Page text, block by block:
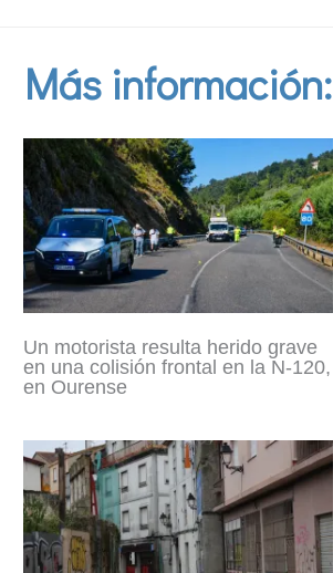
Más información:
Un motorista resulta herido grave
en una colisión frontal en la N-120,
en Ourense